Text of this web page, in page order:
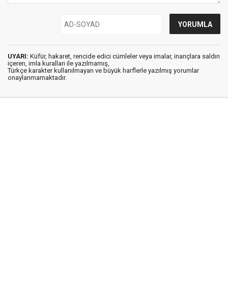
UYARI: Küfür, hakaret, rencide edici cümleler veya imalar, inançlara saldırı
içeren, imla kuralları ile yazılmamış,
Türkçe karakter kullanılmayan ve büyük harflerle yazılmış yorumlar
onaylanmamaktadır.